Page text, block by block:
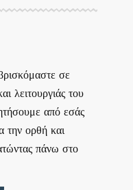
σε
λειτουργιάς του
από εσάς
την ορθή και
πάνω στο